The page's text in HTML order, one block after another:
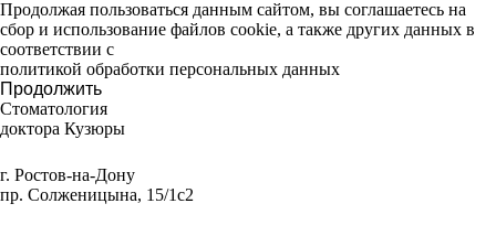
Продолжая пользоваться данным сайтом, вы соглашаетесь на
сбор и использование файлов cookie, а также других данных в
соответствии с
политикой обработки персональных данных
Продолжить
Стоматология
доктора Кузюры
г. Ростов-на-Дону
пр. Солженицына, 15/1с2